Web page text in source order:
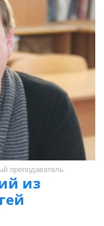
преподаватель
из